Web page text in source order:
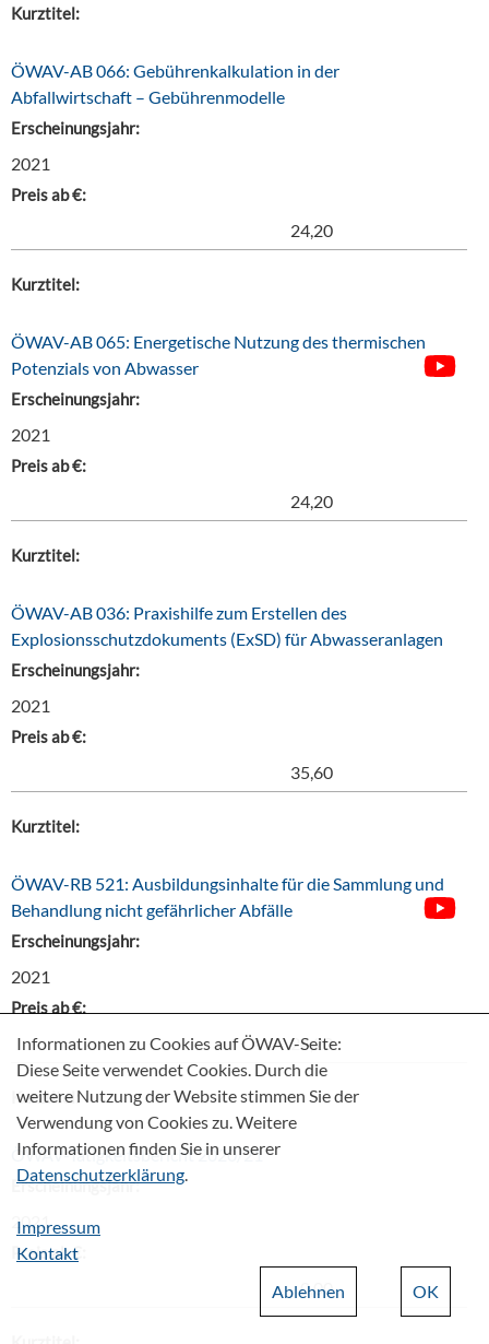
Kurztitel:
ÖWAV-AB 066: Gebührenkalkulation in der
Abfallwirtschaft – Gebührenmodelle
Erscheinungsjahr:
2021
Preis ab €:
24,20
Kurztitel:
ÖWAV-AB 065: Energetische Nutzung des thermischen
Potenzials von Abwasser
Erscheinungsjahr:
2021
Preis ab €:
24,20
Kurztitel:
ÖWAV-AB 036: Praxishilfe zum Erstellen des
Explosionsschutzdokuments (ExSD) für Abwasseranlagen
Erscheinungsjahr:
2021
Preis ab €:
35,60
Kurztitel:
ÖWAV-RB 521: Ausbildungsinhalte für die Sammlung und
Behandlung nicht gefährlicher Abfälle
Erscheinungsjahr:
2021
Preis ab €:
24,20
Kurztitel:
ÖWAV-Tätigkeitsbericht 2020/21
Erscheinungsjahr:
2021
Preis ab €:
0,00
Informationen zu Cookies auf ÖWAV-Seite:
Diese Seite verwendet Cookies. Durch die
weitere Nutzung der Website stimmen Sie der
Verwendung von Cookies zu. Weitere
Informationen finden Sie in unserer
Datenschutzerklärung.
Impressum
Kontakt
OK
Ablehnen